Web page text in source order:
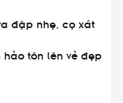
đập nhẹ, cọ xát
hảo tôn lên vẻ đẹp